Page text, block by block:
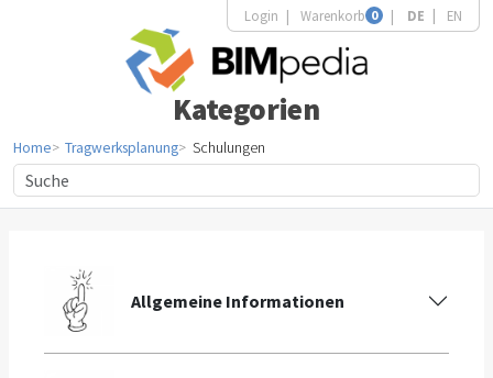
Login Warenkorb 0 DE EN
Kategorien
Home Tragwerksplanung Schulungen
Allgemeine Informationen